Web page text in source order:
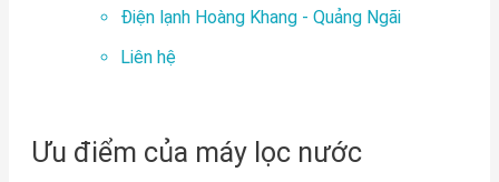
Điện lạnh Hoàng Khang - Quảng Ngãi
Liên hệ
Ưu điểm của máy lọc nước